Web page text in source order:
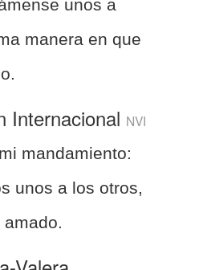
unos a
manera en que
Internacional NVI
mandamiento:
unos a los otros,